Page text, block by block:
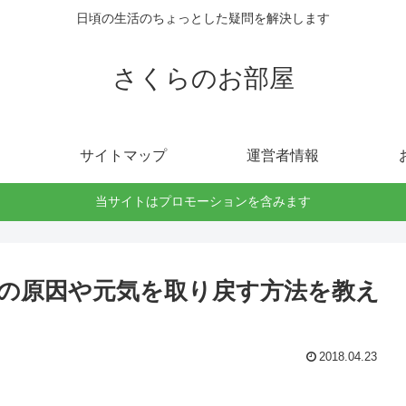
日頃の生活のちょっとした疑問を解決します
さくらのお部屋
サイトマップ 運営者情報
当サイトはプロモーションを含みます
原因や元気を取り戻す方法を教え
2018.04.23